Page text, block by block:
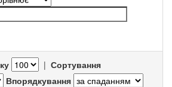
| Сортування
Впорядкування